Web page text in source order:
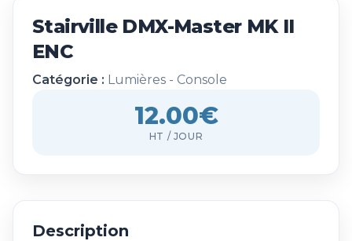
Stairville DMX-Master MK II
ENC
Catégorie : Lumières - Console
12.00€
HT / JOUR
Description